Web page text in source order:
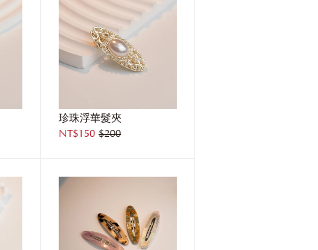
珍珠浮華髮夾
NT$150 $200